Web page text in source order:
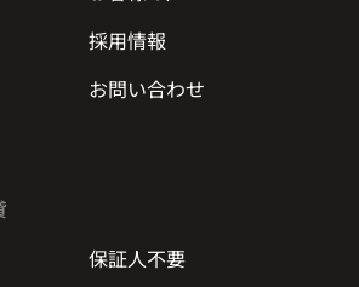
採用情報
お問い合わせ
保証人不要